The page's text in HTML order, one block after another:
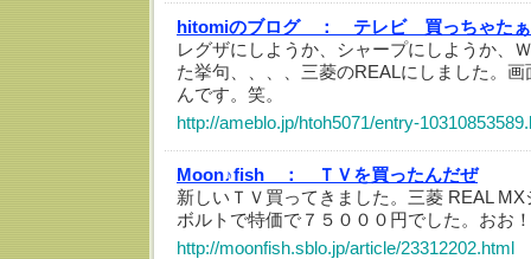
hitomiのブログ ：
テレビ 買っちゃたぁ
レグザにしようか、シャープにしようか、
た挙句、、、、三菱のREALにしました。
んです。笑。
http://ameblo.jp/htoh5071/entry-
Moon♪fish ：
ＴＶを買ったんだぜ
新しいＴＶ買ってきました。三菱 REAL
ボルトで特価で７５０００円でした。おお
http://moonfish.sblo.jp/article/23312202.html